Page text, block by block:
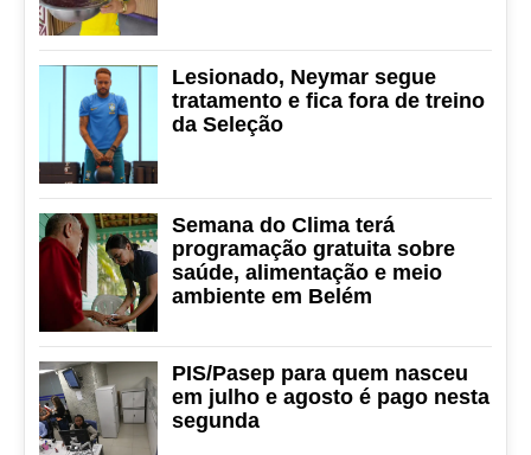
Lesionado, Neymar segue
tratamento e fica fora de treino
da Seleção
Semana do Clima terá
programação gratuita sobre
saúde, alimentação e meio
ambiente em Belém
PIS/Pasep para quem nasceu
em julho e agosto é pago nesta
segunda